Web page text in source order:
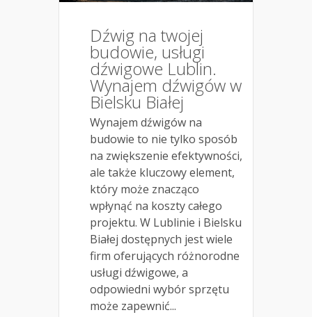
Dźwig na twojej
budowie, usługi
dźwigowe Lublin.
Wynajem dźwigów w
Bielsku Białej
Wynajem dźwigów na
budowie to nie tylko sposób
na zwiększenie efektywności,
ale także kluczowy element,
który może znacząco
wpłynąć na koszty całego
projektu. W Lublinie i Bielsku
Białej dostępnych jest wiele
firm oferujących różnorodne
usługi dźwigowe, a
odpowiedni wybór sprzętu
może zapewnić...